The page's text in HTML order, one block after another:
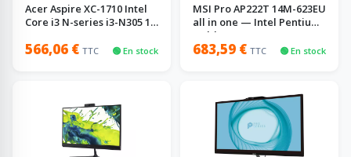
Acer Aspire XC-1710 Intel
Core i3 N-series i3-N305 16
SSD Windows 11 Home
566,06 € TTC 🟢 En stock
MSI Pro AP222T 14M-623EU
all in one — Intel Pentium
Gold, 8 Go
683,59 € TTC 🟢 En stock